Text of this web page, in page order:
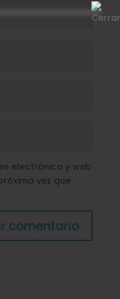
electrónico y web
vez que